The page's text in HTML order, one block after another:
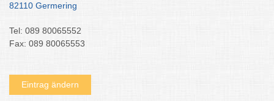
82110 Germering
Tel: 089 80065552
Fax: 089 80065553
Eintrag ändern